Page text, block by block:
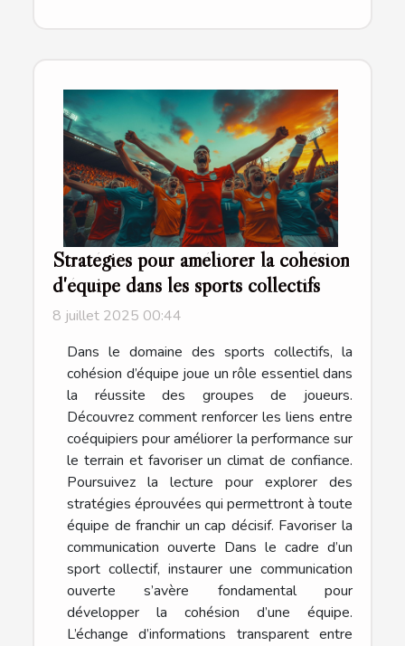
Stratégies pour améliorer la cohésion
d'équipe dans les sports collectifs
8 juillet 2025 00:44
Dans le domaine des sports collectifs, la
cohésion d’équipe joue un rôle essentiel dans
la réussite des groupes de joueurs.
Découvrez comment renforcer les liens entre
coéquipiers pour améliorer la performance sur
le terrain et favoriser un climat de confiance.
Poursuivez la lecture pour explorer des
stratégies éprouvées qui permettront à toute
équipe de franchir un cap décisif. Favoriser la
communication ouverte Dans le cadre d’un
sport collectif, instaurer une communication
ouverte s’avère fondamental pour
développer la cohésion d’une équipe.
L’échange d’informations transparent entre